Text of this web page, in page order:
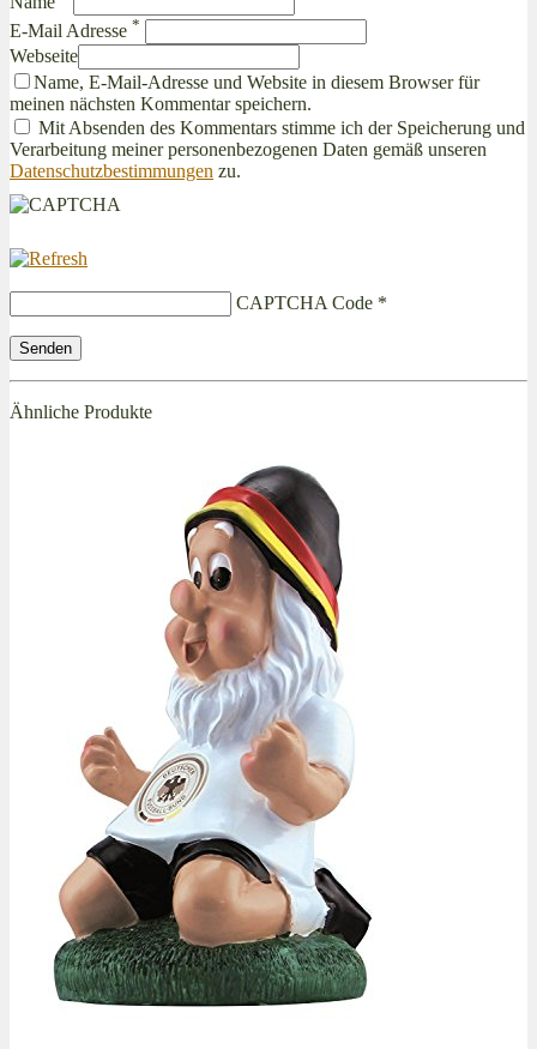
E-Mail Adresse *
Webseite
Name, E-Mail-Adresse und Website in diesem Browser für
meinen nächsten Kommentar speichern.
Mit Absenden des Kommentars stimme ich der Speicherung und
Verarbeitung meiner personenbezogenen Daten gemäß unseren
Datenschutzbestimmungen zu.
CAPTCHA Code *
Ähnliche Produkte